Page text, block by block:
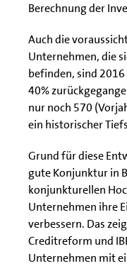
Berechnung der
Auch die
Unternehmen, die
befinden, sind
40%
nur noch 570
ein historischer
Grund für diese
gute Konjunktur in
konjunkturellen
Unternehmen ihre
verbessern. Das
Creditreform und
Unternehmen mit